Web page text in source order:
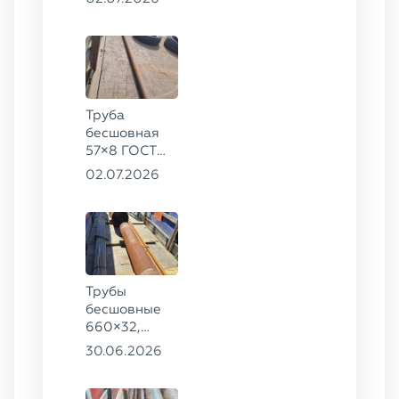
Труба
бесшовная
57×8 ГОСТ
8732-78
02.07.2026
Трубы
бесшовные
660×32,
426×28,
30.06.2026